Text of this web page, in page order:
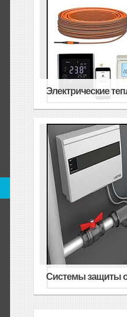
Электрические
Системы защиты